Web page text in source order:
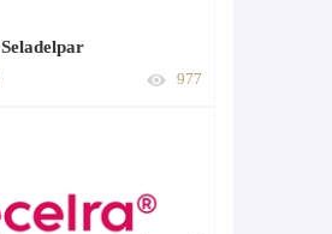
Seladelpar
977